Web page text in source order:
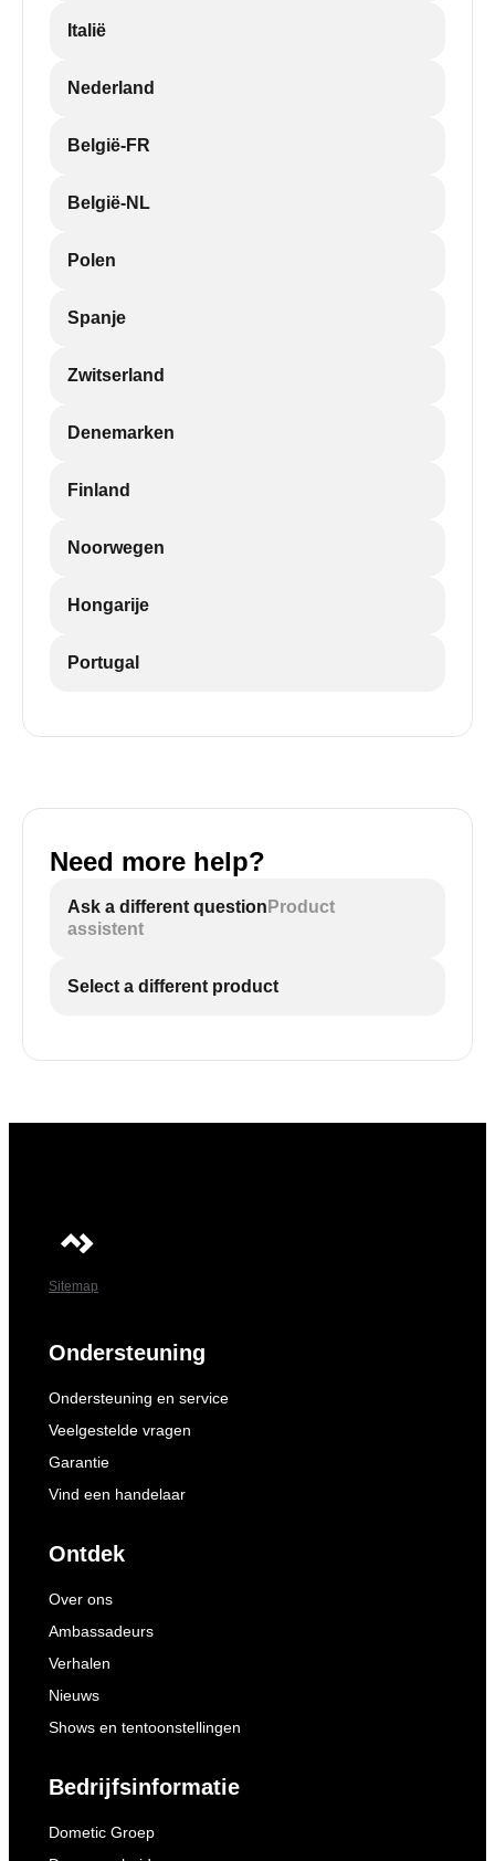
Italië
Nederland
België-FR
België-NL
Polen
Spanje
Zwitserland
Denemarken
Finland
Noorwegen
Hongarije
Portugal
Need more help?
Ask a different question Product
assistent
Select a different product
Sitemap
Ondersteuning
Ondersteuning en service
Veelgestelde vragen
Garantie
Vind een handelaar
Ontdek
Over ons
Ambassadeurs
Verhalen
Nieuws
Shows en tentoonstellingen
Bedrijfsinformatie
Dometic Groep